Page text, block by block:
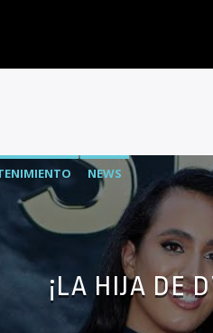
NEWS
¡LA HIJA DE